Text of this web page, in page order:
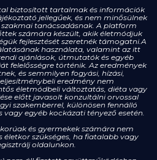
biztosított tartalmak és információk
jellegűek, és nem minősülnek
szakmai tanácsadásnak. A platform
számára készült, akik életmódjuk
fejlesztését szeretnék támogatni.A
használata, valamint az itt
ajánlások, útmutatók és egyéb
felelősségre történik. Az eredmények
és semmilyen fogyási, hízási,
eredmény nem
életmódbeli változtatás, diéta vagy
előtt javasolt konzultálni orvossal
szakemberrel, különösen fennálló
vagy egyéb kockázati tényező esetén.
és gyermekek számára nem
életkor szükséges, ha fiatalabb vagy
oldalunkon.